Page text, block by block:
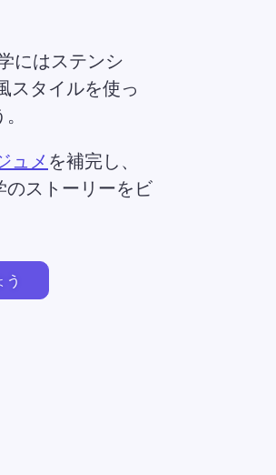
in a new tab)
にはステンシ
スタイルを使っ
ュメ を補完し、
のストーリーをビ